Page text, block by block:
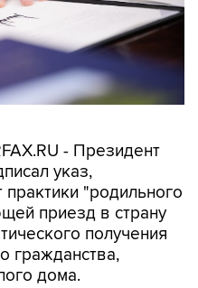
- Президент
указ,
"родильного
приезд в страну
получения
гражданства,
дома.